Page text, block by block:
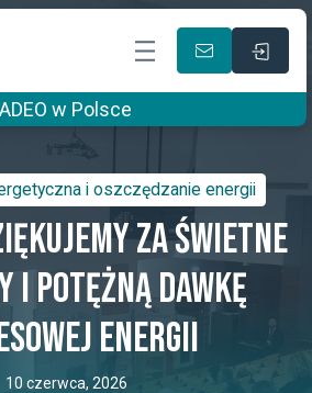
w Polsce
i oszczędzanie energii
za świetne
i potężną dawkę
energii
10 czerwca, 2026